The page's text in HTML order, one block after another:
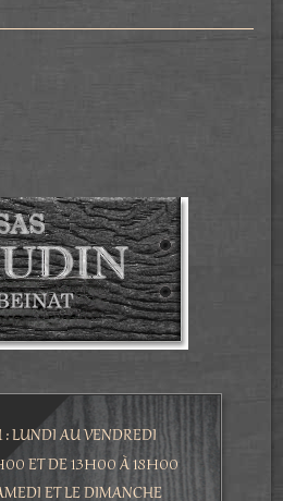
: LUNDI AU VENDREDI
ET DE13H00 À18H00
ET LE DIMANCHE